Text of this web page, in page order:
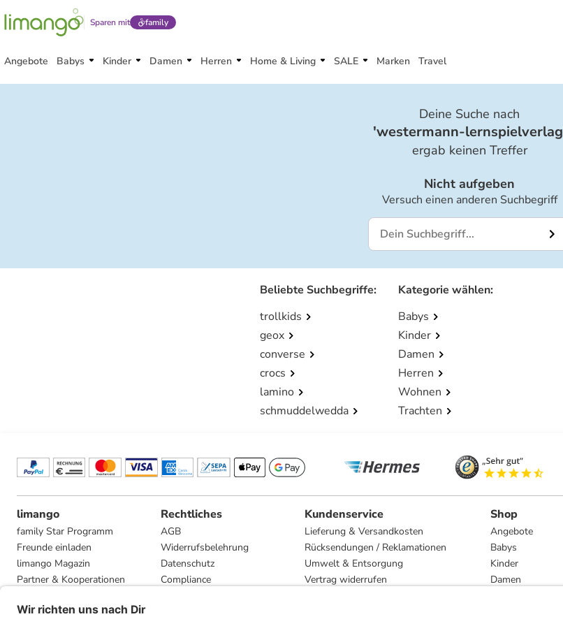
Sparen mit family
Angebote Babys Kinder Damen Herren Home & Living SALE Marken Travel
Deine Suche nach
'westermann-lernspielverlag
ergab keinen Treffer
Nicht aufgeben
Versuch einen anderen Suchbegriff
Beliebte Suchbegriffe:
trollkids
geox
converse
crocs
lamino
schmuddelwedda
Kategorie wählen:
Babys
Kinder
Damen
Herren
Wohnen
Trachten
limango
family Star Programm
Freunde einladen
limango Magazin
Partner & Kooperationen
Presse
Rechtliches
AGB
Widerrufsbelehrung
Datenschutz
Compliance
Kundenservice
Lieferung & Versandkosten
Rücksendungen / Reklamationen
Umwelt & Entsorgung
Vertrag widerrufen
Shop
Angebote
Babys
Kinder
Damen